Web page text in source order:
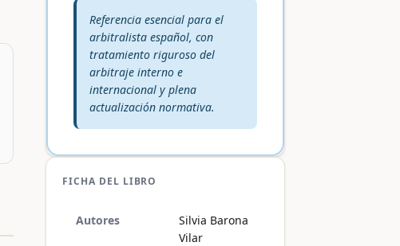
Veredicto editorial:
Referencia esencial para el
arbitralista español, con
tratamiento riguroso del
arbitraje interno e
internacional y plena
actualización normativa.
FICHA DEL LIBRO
Autores
Silvia Barona
Vilar